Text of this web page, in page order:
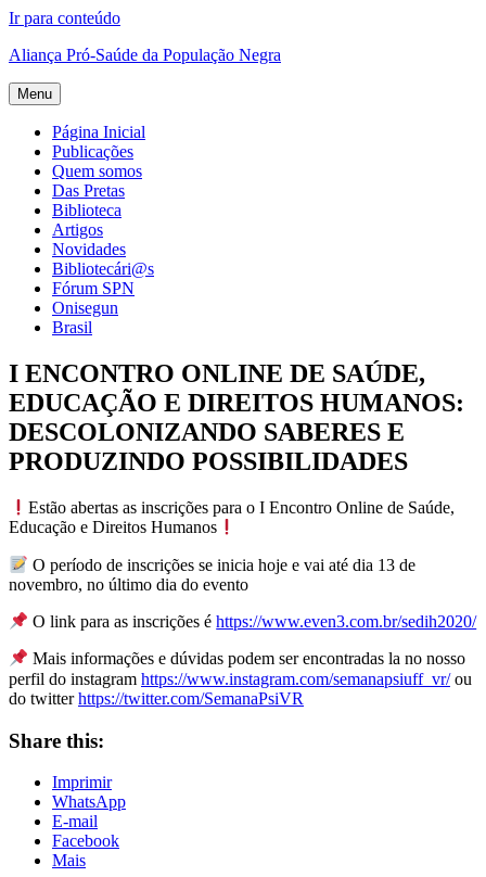
Ir para conteúdo
Aliança Pró-Saúde da População Negra
Menu
Página Inicial
Publicações
Quem somos
Das Pretas
Biblioteca
Artigos
Novidades
Bibliotecári@s
Fórum SPN
Onisegun
Brasil
I ENCONTRO ONLINE DE SAÚDE,
EDUCAÇÃO E DIREITOS HUMANOS:
DESCOLONIZANDO SABERES E
PRODUZINDO POSSIBILIDADES
Estão abertas as inscrições para o I Encontro Online de Saúde,
Educação e Direitos Humanos
O período de inscrições se inicia hoje e vai até dia 13 de
novembro, no último dia do evento
O link para as inscrições éhttps://www.even3.com.br/sedih2020/
Mais informações e dúvidas podem ser encontradas la no nosso
perfil do instagram https://www.instagram.com/semanapsiuff_vr/ou
do twitterhttps://twitter.com/SemanaPsiVR
Share this:
Imprimir
WhatsApp
E-mail
Facebook
Mais